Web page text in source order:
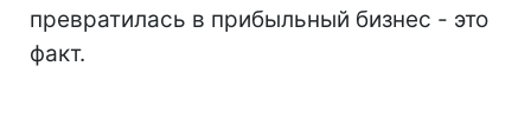
превратилась в прибыльный бизнес - это
факт.